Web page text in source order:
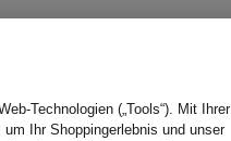
Technologien („Tools“). Mit Ihrer
Ihr Shoppingerlebnis und unser